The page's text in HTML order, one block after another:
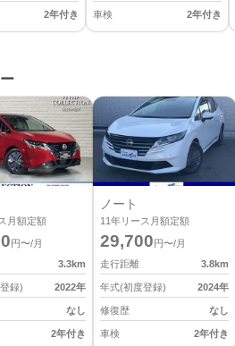
2年付き 車検 2年付き
月額定額
円〜/月
3.3km
録) 2022年
なし
2年付き
ノート
11年リース月額定額
29,700 円〜/月
走行距離
3.8km
年式(初度登録) 2024年
修復歴 なし
車検 2年付き